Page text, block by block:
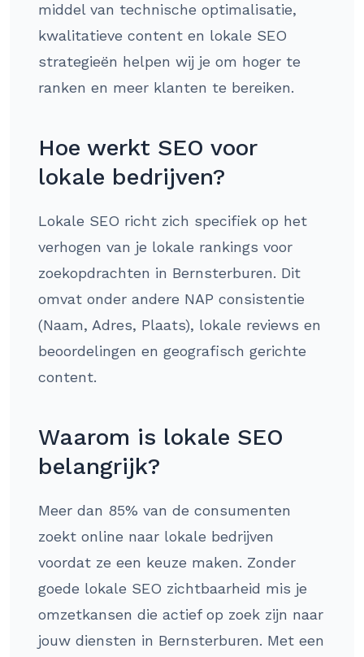
middel van technische optimalisatie,
kwalitatieve content en lokale SEO
strategieën helpen wij je om hoger te
ranken en meer klanten te bereiken.
Hoe werkt SEO voor
lokale bedrijven?
Lokale SEO richt zich specifiek op het
verhogen van je lokale rankings voor
zoekopdrachten in Bernsterburen. Dit
omvat onder andere NAP consistentie
(Naam, Adres, Plaats), lokale reviews en
beoordelingen en geografisch gerichte
content.
Waarom is lokale SEO
belangrijk?
Meer dan 85% van de consumenten
zoekt online naar lokale bedrijven
voordat ze een keuze maken. Zonder
goede lokale SEO zichtbaarheid mis je
omzetkansen die actief op zoek zijn naar
jouw diensten in Bernsterburen. Met een